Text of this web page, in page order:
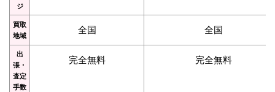
ジ
買取
地域
全国 全国
出
張・
査定
手数
完全無料 完全無料